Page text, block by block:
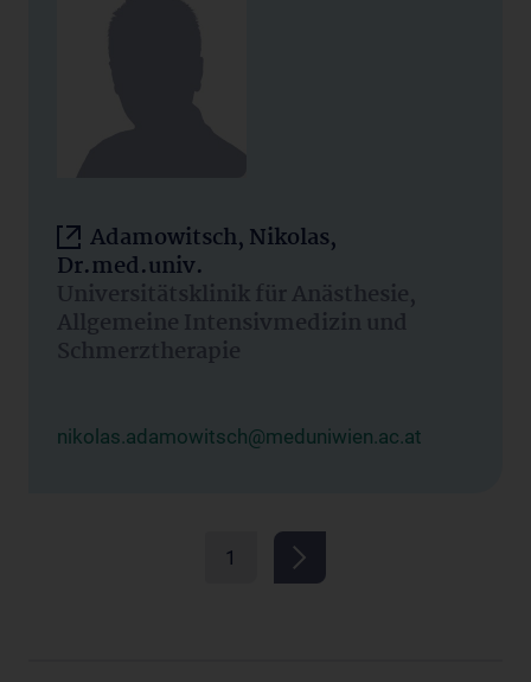
Adamowitsch, Nikolas,
Dr.med.univ.
Universitätsklinik für Anästhesie,
Allgemeine Intensivmedizin und
Schmerztherapie
nikolas.adamowitsch@meduniwien.ac.at
1